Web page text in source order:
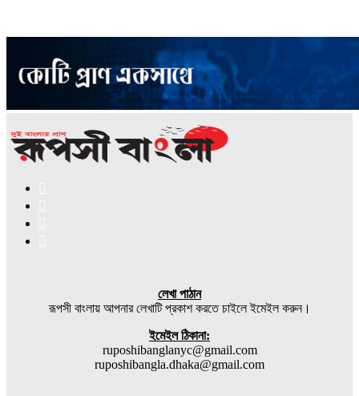
লেখা পাঠান
রূপসী বাংলায় আপনার লেখাটি প্রকাশ করতে চাইলে ইমেইল করুন।
ইমেইল ঠিকানা:
ruposhibanglanyc@gmail.com
ruposhibangla.dhaka@gmail.com